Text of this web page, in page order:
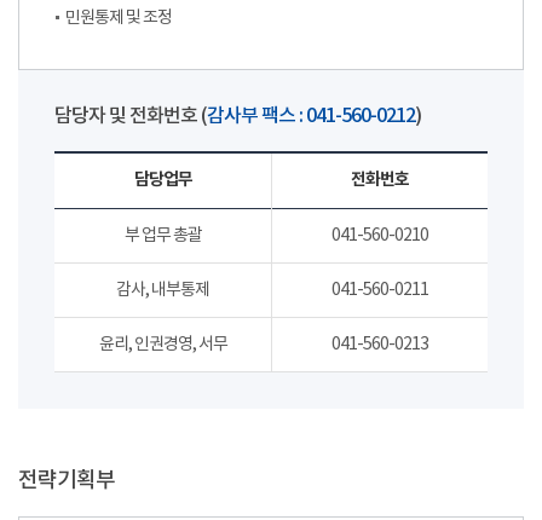
민원통제 및 조정
담당자 및 전화번호 (감사부 팩스 : 041-560-0212)
담당업무 전화번호
부 업무 총괄 041-560-0210
감사, 내부통제 041-560-0211
윤리, 인권경영, 서무 041-560-0213
전략기획부